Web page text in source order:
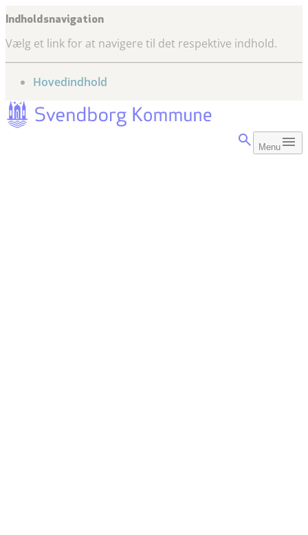
Indholdsnavigation
Vælg et link for at navigere til det respektive indhold.
gå til
Hovedindhold
Menu